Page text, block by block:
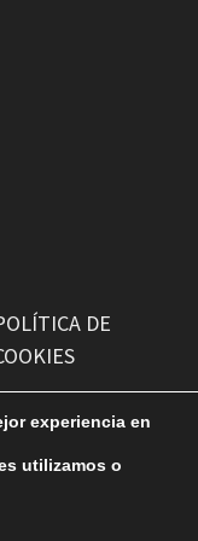
DE
experiencia en
utilizamos o
EL BANNER DE